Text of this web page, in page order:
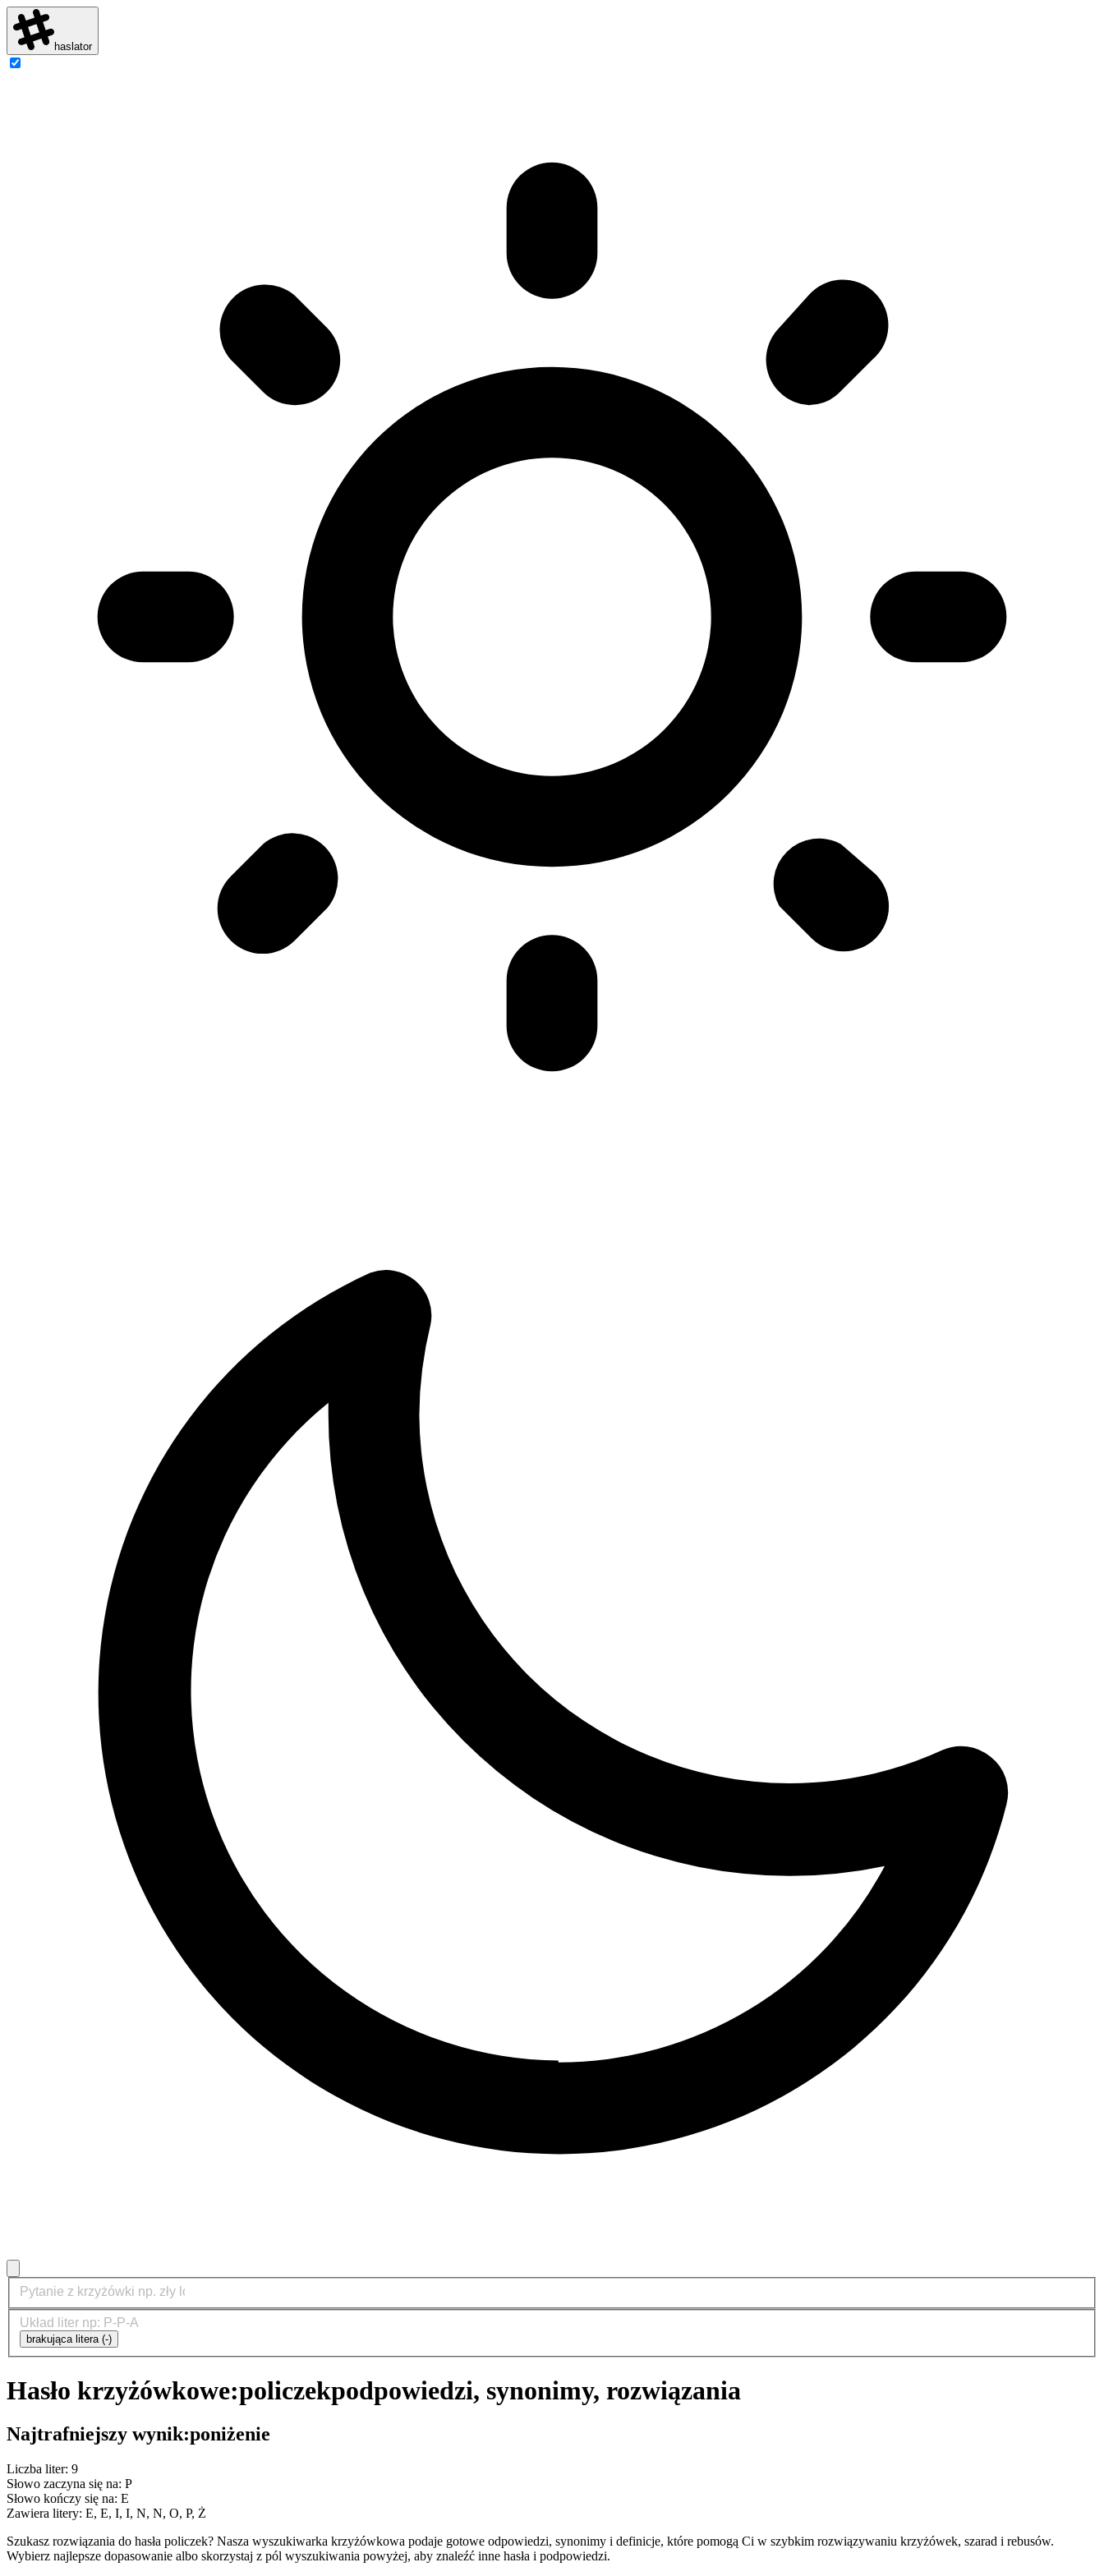
haslator
brakująca litera (-)
Hasło krzyżówkowe:policzekpodpowiedzi, synonimy, rozwiązania
Najtrafniejszy wynik:poniżenie
Liczba liter: 9
Słowo zaczyna się na: P
Słowo kończy się na: E
Zawiera litery: E, E, I, I, N, N, O, P, Ż
Szukasz rozwiązania do hasła policzek? Nasza wyszukiwarka krzyżówkowa podaje gotowe odpowiedzi, synonimy i definicje, które pomogą Ci w szybkim rozwiązywaniu krzyżówek, szarad i rebusów.
Wybierz najlepsze dopasowanie albo skorzystaj z pól wyszukiwania powyżej, aby znaleźć inne hasła i podpowiedzi.